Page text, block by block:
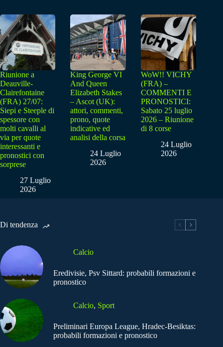
Riunione a
Deauville-
Clairefontaine
(FRA) 27/07:
Siepi e Steeple di
spessore con
molti cavalli al
via per quote
interessanti e
pronostici con
sorprese
27 Luglio
2026
King George VI
And Queen
Elizabeth Stakes
– Ascot (UK):
attori, commenti,
prono, quote
indicative ed
analisi della corsa
24 Luglio
2026
WoW!! VICHY
(FRA) –
COMMENTI E
PRONOSTICI:
Sabato 25 luglio
2026 – Riunione
di 8 corse
24 Luglio
2026
Di tendenza
Calcio
Eredivisie, Psv Sittard: probabili formazioni e
pronostico
Calcio, Sport
Preliminari Europa League, Hradec-Besiktas:
probabili formazioni e pronostico